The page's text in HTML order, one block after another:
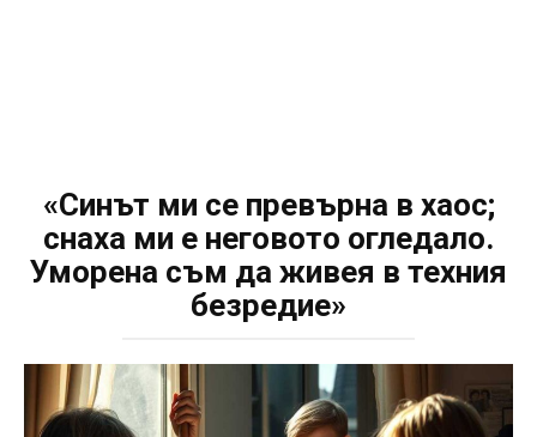
«Синът ми се превърна в хаос;
снаха ми е неговото огледало.
Уморена съм да живея в техния
безредие»